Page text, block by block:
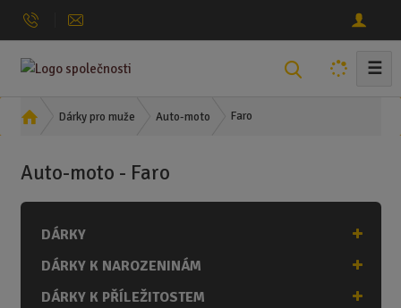
a
☰
Ú
d
s
a
Dárky pro muže Auto-moto Faro
Auto-moto - Faro
DÁRKY
DÁRKY K NAROZENINÁM
DÁRKY K PŘÍLEŽITOSTEM